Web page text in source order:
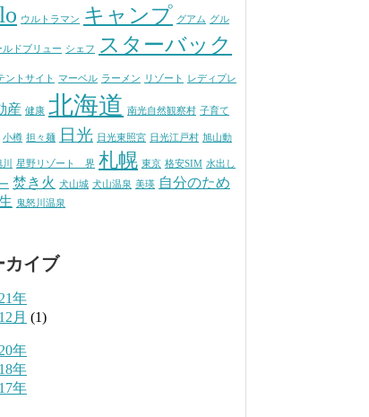
ウルトラマン キャンプ グアム グル
ルドブリュー シェフ
スターバック
ントサイト マーベル ラーメン リゾート レディプレ
産 健康 北海道 南光自然観察村 子育て
小樽 担々麺 日光 日光東照宮 日光江戸村 旭山動
星野リゾート 界 札幌 東京 格安SIM 水出し
焚き火 犬山城 犬山温泉 美瑛 自分のため
鬼怒川温泉
カイブ
年
12月 (1)
年
年
年